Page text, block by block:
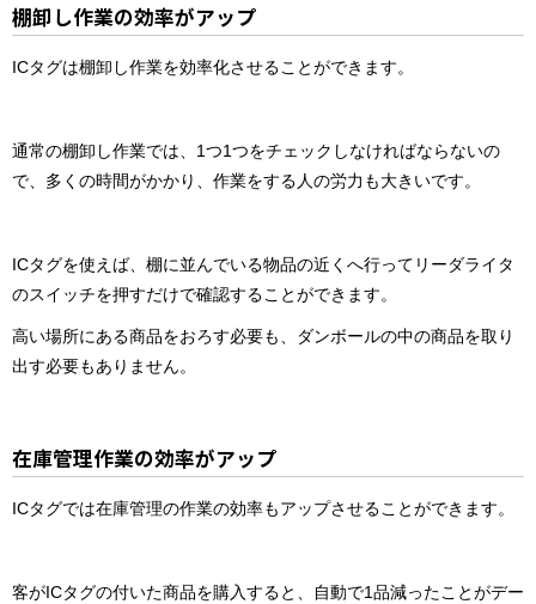
棚卸し作業の効率がアップ
ICタグは棚卸し作業を効率化させることができます。
通常の棚卸し作業では、1つ1つをチェックしなければならないの
で、多くの時間がかかり、作業をする人の労力も大きいです。
ICタグを使えば、棚に並んでいる物品の近くへ行ってリーダライタ
のスイッチを押すだけで確認することができます。
高い場所にある商品をおろす必要も、ダンボールの中の商品を取り
出す必要もありません。
在庫管理作業の効率がアップ
ICタグでは在庫管理の作業の効率もアップさせることができます。
客がICタグの付いた商品を購入すると、自動で1品減ったことがデー